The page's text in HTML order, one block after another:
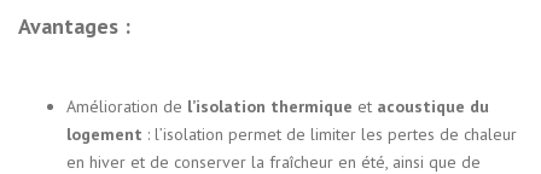
Avantages :
Amélioration de l’isolation thermique et acoustique du
logement : l’isolation permet de limiter les pertes de chaleur
en hiver et de conserver la fraîcheur en été, ainsi que de